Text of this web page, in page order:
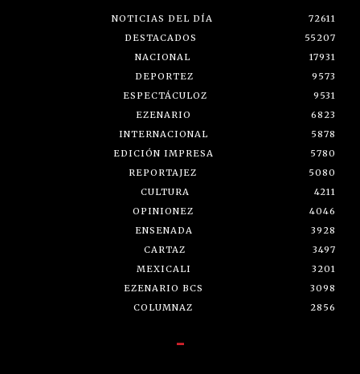
NOTICIAS DEL DÍA
72611
DESTACADOS
55207
NACIONAL
17931
DEPORTEZ
9573
ESPECTÁCULOZ
9531
EZENARIO
6823
INTERNACIONAL
5878
EDICIÓN IMPRESA
5780
REPORTAJEZ
5080
CULTURA
4211
OPINIONEZ
4046
ENSENADA
3928
CARTAZ
3497
MEXICALI
3201
EZENARIO BCS
3098
COLUMNAZ
2856
-